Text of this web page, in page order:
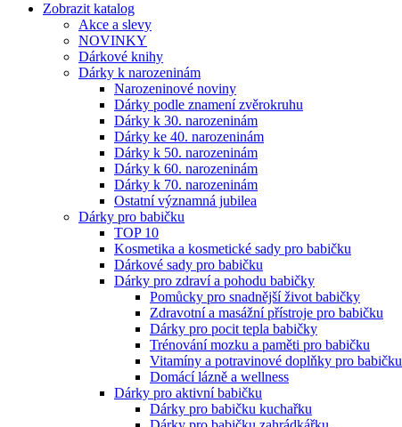
Zobrazit katalog
Akce a slevy
NOVINKY
Dárkové knihy
Dárky k narozeninám
Narozeninové noviny
Dárky podle znamení zvěrokruhu
Dárky k 30. narozeninám
Dárky ke 40. narozeninám
Dárky k 50. narozeninám
Dárky k 60. narozeninám
Dárky k 70. narozeninám
Ostatní významná jubilea
Dárky pro babičku
TOP 10
Kosmetika a kosmetické sady pro babičku
Dárkové sady pro babičku
Dárky pro zdraví a pohodu babičky
Pomůcky pro snadnější život babičky
Zdravotní a masážní přístroje pro babičku
Dárky pro pocit tepla babičky
Trénování mozku a paměti pro babičku
Vitamíny a potravinové doplňky pro babičku
Domácí lázně a wellness
Dárky pro aktivní babičku
Dárky pro babičku kuchařku